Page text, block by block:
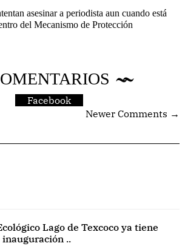
asesinar a periodista aun cuando está
del Mecanismo de Protección
Facebook
Newer Comments →
Lago de Texcoco ya tiene
inauguración ..